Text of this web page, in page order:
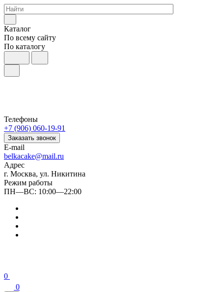
Каталог
По всему сайту
По каталогу
Телефоны
+7 (906) 060-19-91
Заказать звонок
E-mail
belkacake@mail.ru
Адрес
г. Москва, ул. Никитина
Режим работы
ПН—ВС: 10:00—22:00
0
0